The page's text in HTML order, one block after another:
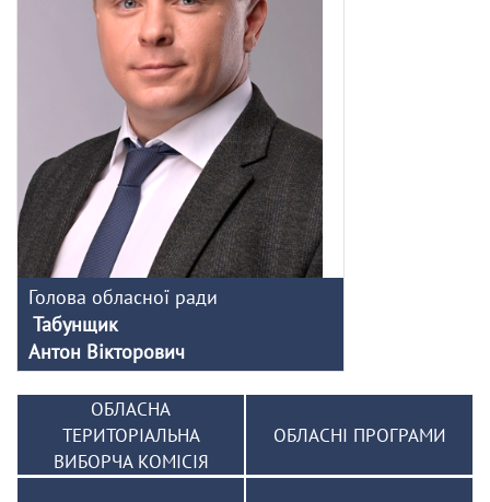
Голова обласної ради
Табунщик
Антон Вікторович
ОБЛАСНА
ТЕРИТОРІАЛЬНА
ВИБОРЧА КОМІСІЯ
ОБЛАСНІ ПРОГРАМИ